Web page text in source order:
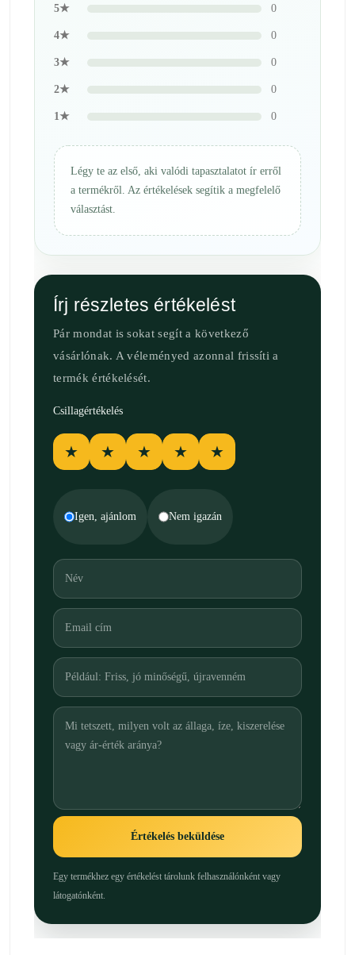
5★ 0
4★ 0
3★ 0
2★ 0
1★ 0
Légy te az első, aki valódi tapasztalatot ír erről
a termékről. Az értékelések segítik a megfelelő
választást.
Írj részletes értékelést
Pár mondat is sokat segít a következő
vásárlónak. A véleményed azonnal frissíti a
termék értékelését.
Csillagértékelés
★ ★ ★ ★ ★
Igen, ajánlom Nem igazán
Értékelés beküldése
Egy termékhez egy értékelést tárolunk felhasználónként vagy
látogatónként.